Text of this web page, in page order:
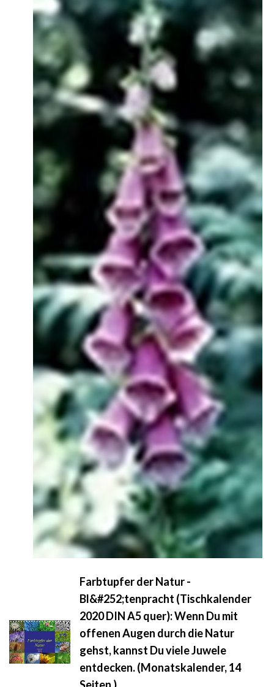
Farbtupfer der Natur -
Bl&#252;tenpracht (Tischkalender
2020 DIN A5 quer): Wenn Du mit
offenen Augen durch die Natur
gehst, kannst Du viele Juwele
entdecken. (Monatskalender, 14